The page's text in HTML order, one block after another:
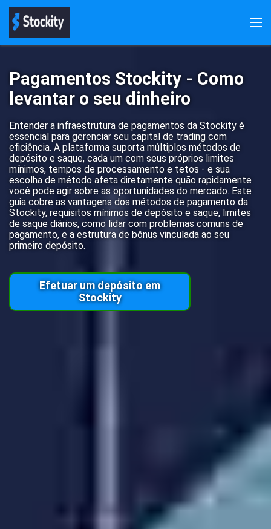
Comentários
Pagamentos Stockity - Como
levantar o seu dinheiro
Entender a infraestrutura de pagamentos da Stockity é
essencial para gerenciar seu capital de trading com
eficiência. A plataforma suporta múltiplos métodos de
depósito e saque, cada um com seus próprios limites
mínimos, tempos de processamento e tetos - e sua
escolha de método afeta diretamente quão rapidamente
você pode agir sobre as oportunidades do mercado. Este
guia cobre as vantagens dos métodos de pagamento da
Stockity, requisitos mínimos de depósito e saque, limites
de saque diários, como lidar com problemas comuns de
pagamento, e a estrutura de bônus vinculada ao seu
primeiro depósito.
Efetuar um depósito em
Stockity